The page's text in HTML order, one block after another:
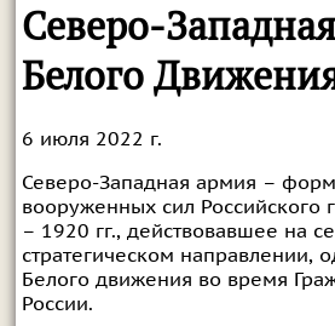
Северо-
Белого
6 июля 2022 г.
Северо-Западная армия –
вооруженных сил Российского
– 1920 гг., действовавшее на
стратегическом направлении,
Белого движения во время
России.